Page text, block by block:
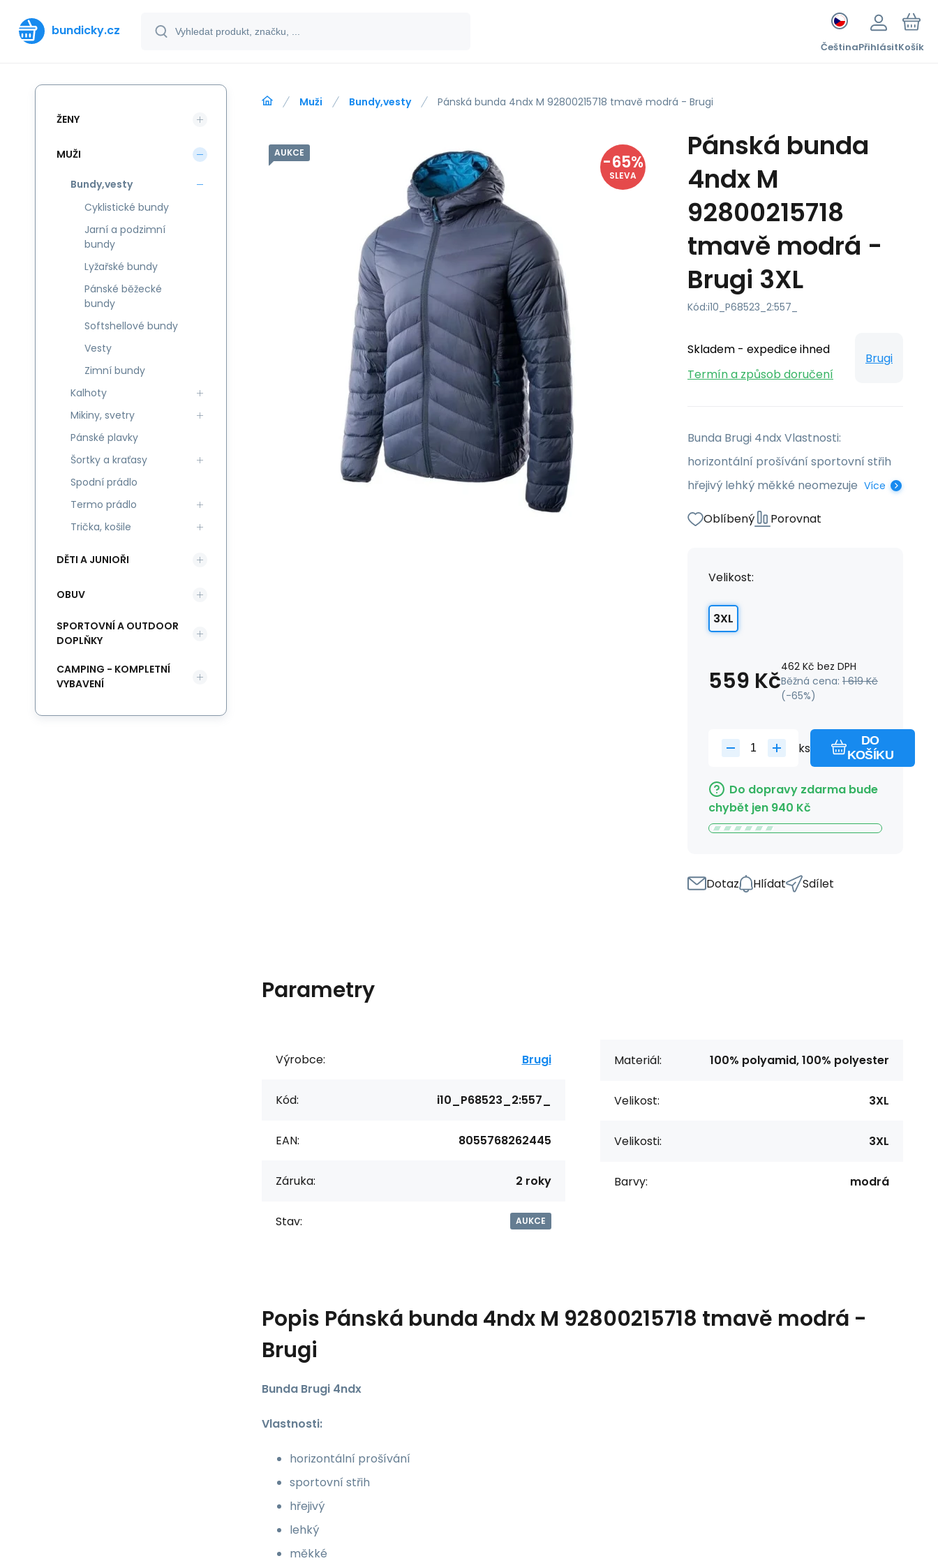
bundicky.cz
ČeštinaPřihlásitKošík
Muži Bundy,vesty Pánská bunda 4ndx M 92800215718 tmavě modrá - Brugi
AUKCE -65%
SLEVA
Pánská bunda
4ndx M
92800215718
tmavě modrá -
Brugi 3XL
Kód:i10_P68523_2:557_
Skladem - expedice ihned
Termín a způsob doručení
Brugi
Bunda Brugi 4ndx Vlastnosti:
horizontální prošívání sportovní střih
hřejivý lehký měkké neomezuje Více
Oblíbený Porovnat
Velikost:
3XL
559 Kč462 Kč bez DPH
Běžná cena: 1 619 Kč
(-65%)
ks
DO
KOŠÍKU
Do dopravy zdarma bude
chybět jen 940 Kč
Dotaz Hlídat Sdílet
Parametry
Výrobce: Brugi
Kód: i10_P68523_2:557_
EAN: 8055768262445
Záruka: 2 roky
Stav: AUKCE
Materiál: 100% polyamid, 100% polyester
Velikost: 3XL
Velikosti: 3XL
Barvy: modrá
Popis Pánská bunda 4ndx M 92800215718 tmavě modrá -
Brugi
Bunda Brugi 4ndx
Vlastnosti:
horizontální prošívání
sportovní střih
hřejivý
lehký
měkké
ŽENY
MUŽI
Bundy,vesty
Cyklistické bundy
Jarní a podzimní
bundy
Lyžařské bundy
Pánské běžecké
bundy
Softshellové bundy
Vesty
Zimní bundy
Kalhoty
Mikiny, svetry
Pánské plavky
Šortky a kraťasy
Spodní prádlo
Termo prádlo
Trička, košile
DĚTI A JUNIOŘI
OBUV
SPORTOVNÍ A OUTDOOR
DOPLŇKY
CAMPING - KOMPLETNÍ
VYBAVENÍ